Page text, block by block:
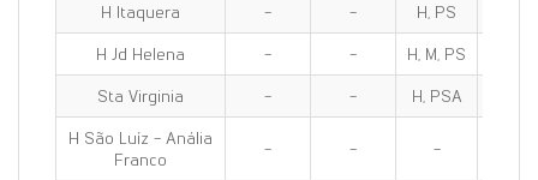
H Itaquera
- - H, PS
H Jd Helena
- - H, M, PS
Sta Virginia
- - H, PSA
H São Luíz - Anália
Franco
- - -